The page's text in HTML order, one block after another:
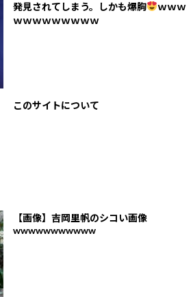
発見されてしまう。しかも爆胸
ｗｗｗ
ｗｗｗｗｗｗｗｗｗ
このサイトについて
【画像】吉岡里帆のシコい画像
wwwwwwwwwww